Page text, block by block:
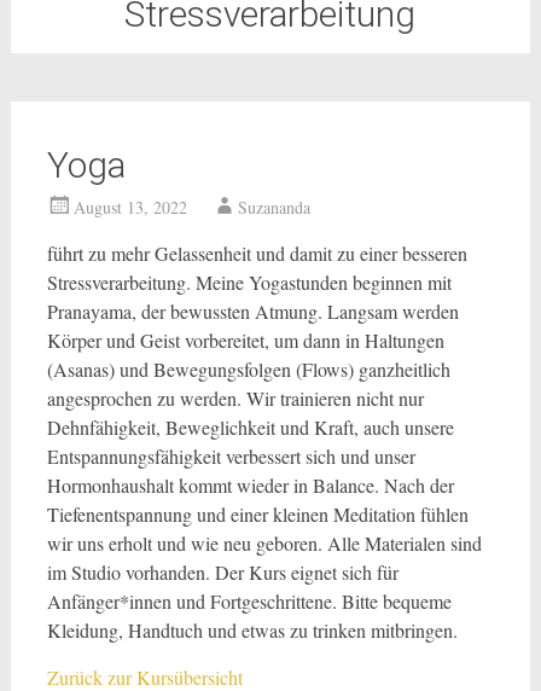
Stressverarbeitung
Yoga
August 13, 2022 Suzananda
führt zu mehr Gelassenheit und damit zu einer besseren
Stressverarbeitung. Meine Yogastunden beginnen mit
Pranayama, der bewussten Atmung. Langsam werden
Körper und Geist vorbereitet, um dann in Haltungen
(Asanas) und Bewegungsfolgen (Flows) ganzheitlich
angesprochen zu werden. Wir trainieren nicht nur
Dehnfähigkeit, Beweglichkeit und Kraft, auch unsere
Entspannungsfähigkeit verbessert sich und unser
Hormonhaushalt kommt wieder in Balance. Nach der
Tiefenentspannung und einer kleinen Meditation fühlen
wir uns erholt und wie neu geboren. Alle Materialen sind
im Studio vorhanden. Der Kurs eignet sich für
Anfänger*innen und Fortgeschrittene. Bitte bequeme
Kleidung, Handtuch und etwas zu trinken mitbringen.
Zurück zur Kursübersicht